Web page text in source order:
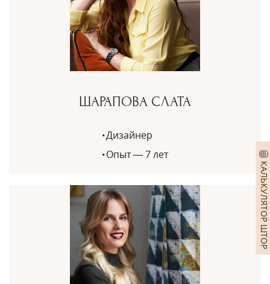
КАЛЬКУЛЯТОР ШТОР
ШАРАПОВА СЛАТА
Дизайнер
Опыт — 7 лет